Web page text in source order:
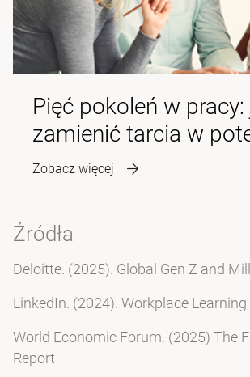
Pięć pokoleń w pracy:
zamienić tarcia w
Zobacz więcej
Źródła
Deloitte. (2025). Global Gen Z and
LinkedIn. (2024). Workplace Learning
World Economic Forum. (2025) The
Report